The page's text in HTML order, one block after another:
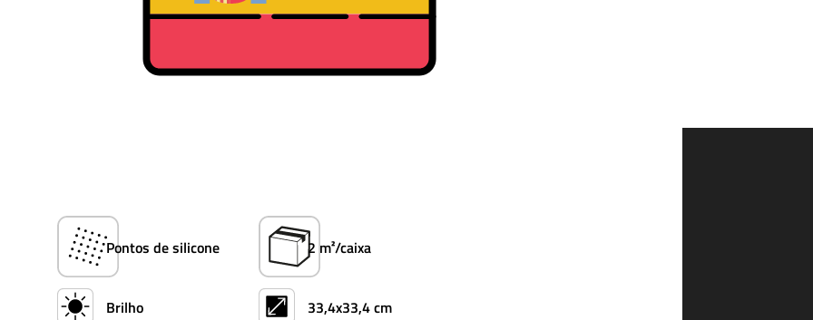
Pontos de silicone 2 m²/caixa
Brilho 33,4x33,4 cm